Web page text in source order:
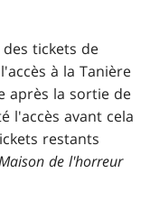
tickets de
à la Tanière
après la sortie de
l'accès avant cela
restants
de l'horreur